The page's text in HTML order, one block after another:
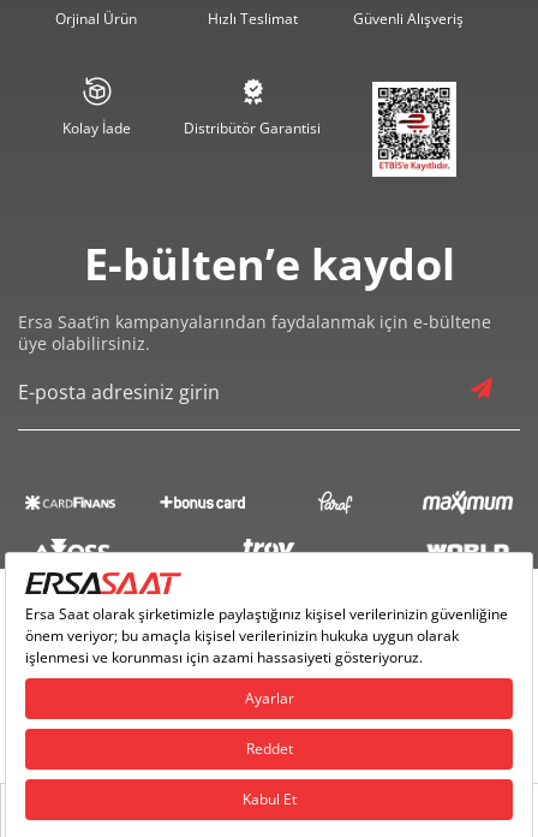
Orjinal Ürün Hızlı Teslimat Güvenli Alışveriş
Kolay İade Distribütör Garantisi
E-bülten’e kaydol
Ersa Saat’in kampanyalarından faydalanmak için e-bültene
üye olabilirsiniz.
Ersa Saat Copyright © 2018 - Tüm Hakları Saklıdır |